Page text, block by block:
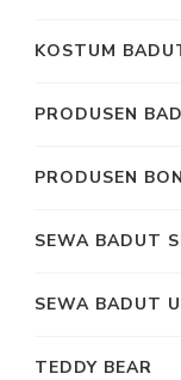
KOSTUM
PRODUSEN
PRODUSEN
SEWA BADUT
SEWA BADUT
TEDDY BEAR